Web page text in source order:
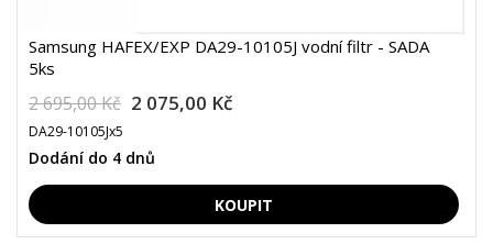
Samsung HAFEX/EXP DA29-10105J vodní filtr - SADA
5ks
2 695,00 Kč 2 075,00 Kč
DA29-10105Jx5
Dodání do 4 dnů